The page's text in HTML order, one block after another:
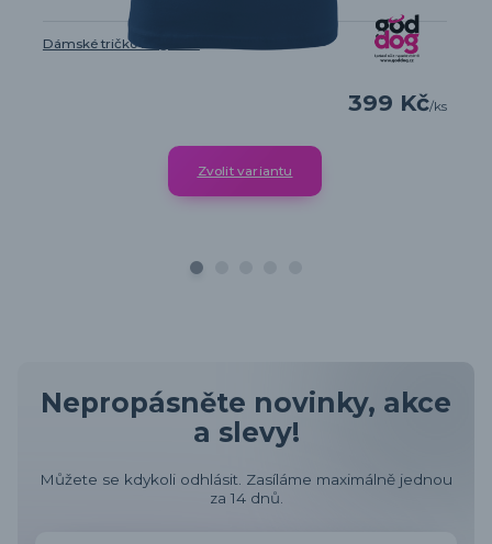
Dámské tričko Elegance
399 Kč/ks
Zvolit variantu
Nepropásněte novinky, akce
a slevy!
Můžete se kdykoli odhlásit. Zasíláme maximálně jednou
za 14 dnů.